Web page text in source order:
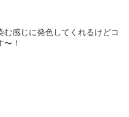
感じに発色してくれるけどコ
！